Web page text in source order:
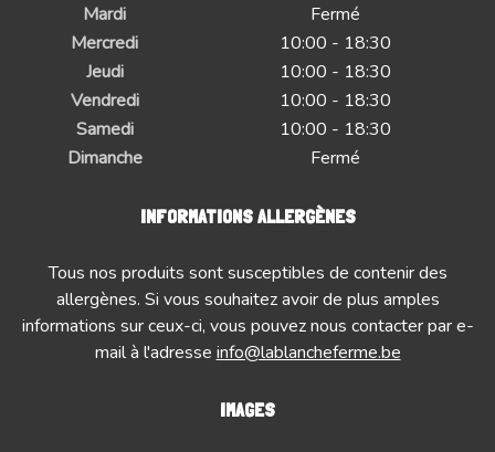
Mardi
Fermé
Mercredi
10:00 - 18:30
Jeudi
10:00 - 18:30
Vendredi
10:00 - 18:30
Samedi
10:00 - 18:30
Dimanche
Fermé
INFORMATIONS ALLERGÈNES
Tous nos produits sont susceptibles de contenir des
allergènes. Si vous souhaitez avoir de plus amples
informations sur ceux-ci, vous pouvez nous contacter par e-
mail à l'adresse info@lablancheferme.be
IMAGES